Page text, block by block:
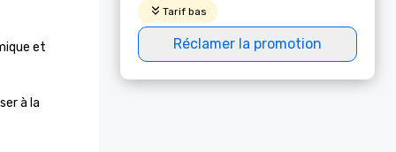
et
à la
Tarif bas
Réclamer la promotion